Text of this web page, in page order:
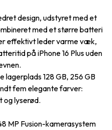
design, udstyret med et
med et større batteri
effektivt leder varme væk,
på iPhone 16 Plus uden
128 GB, 256 GB
fem elegante farver:
og lyserød.
MP Fusion-kamerasystem